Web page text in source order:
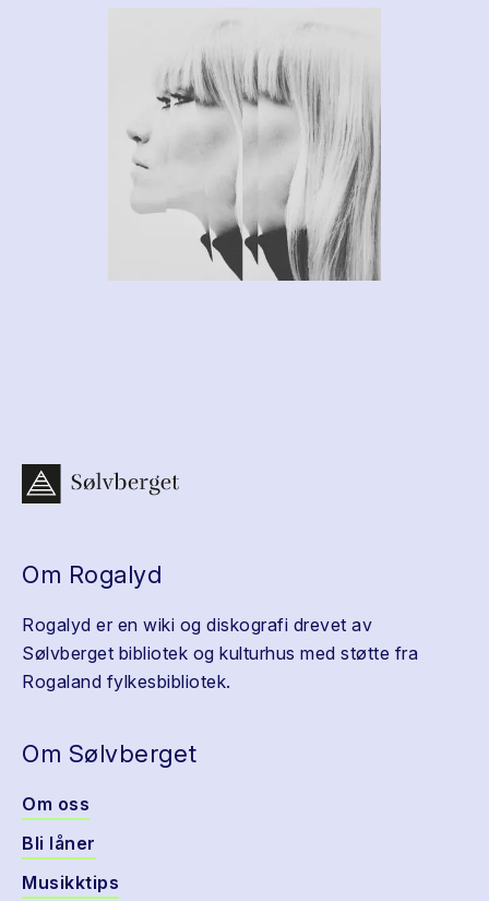
Om Rogalyd
Rogalyd er en wiki og diskografi drevet av
Sølvberget bibliotek og kulturhus med støtte fra
Rogaland fylkesbibliotek.
Om Sølvberget
Om oss
Bli låner
Musikktips